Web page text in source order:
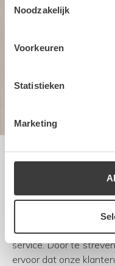
Noodzakelijk
Voorkeuren
Statistieken
Marketing
Uitstekende
Om dit te bereiken
duurzame
Daarnaast besteden
service. Door te
ervoor dat onze